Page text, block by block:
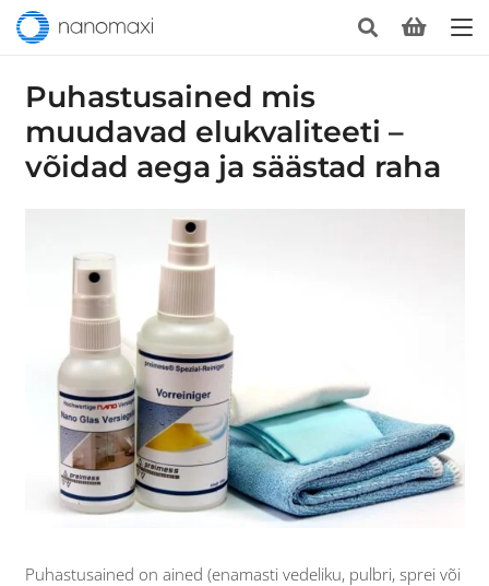
Puhastusained mis
muudavad elukvaliteeti –
võidad aega ja säästad raha
Puhastusained on ained (enamasti vedeliku, pulbri, sprei või